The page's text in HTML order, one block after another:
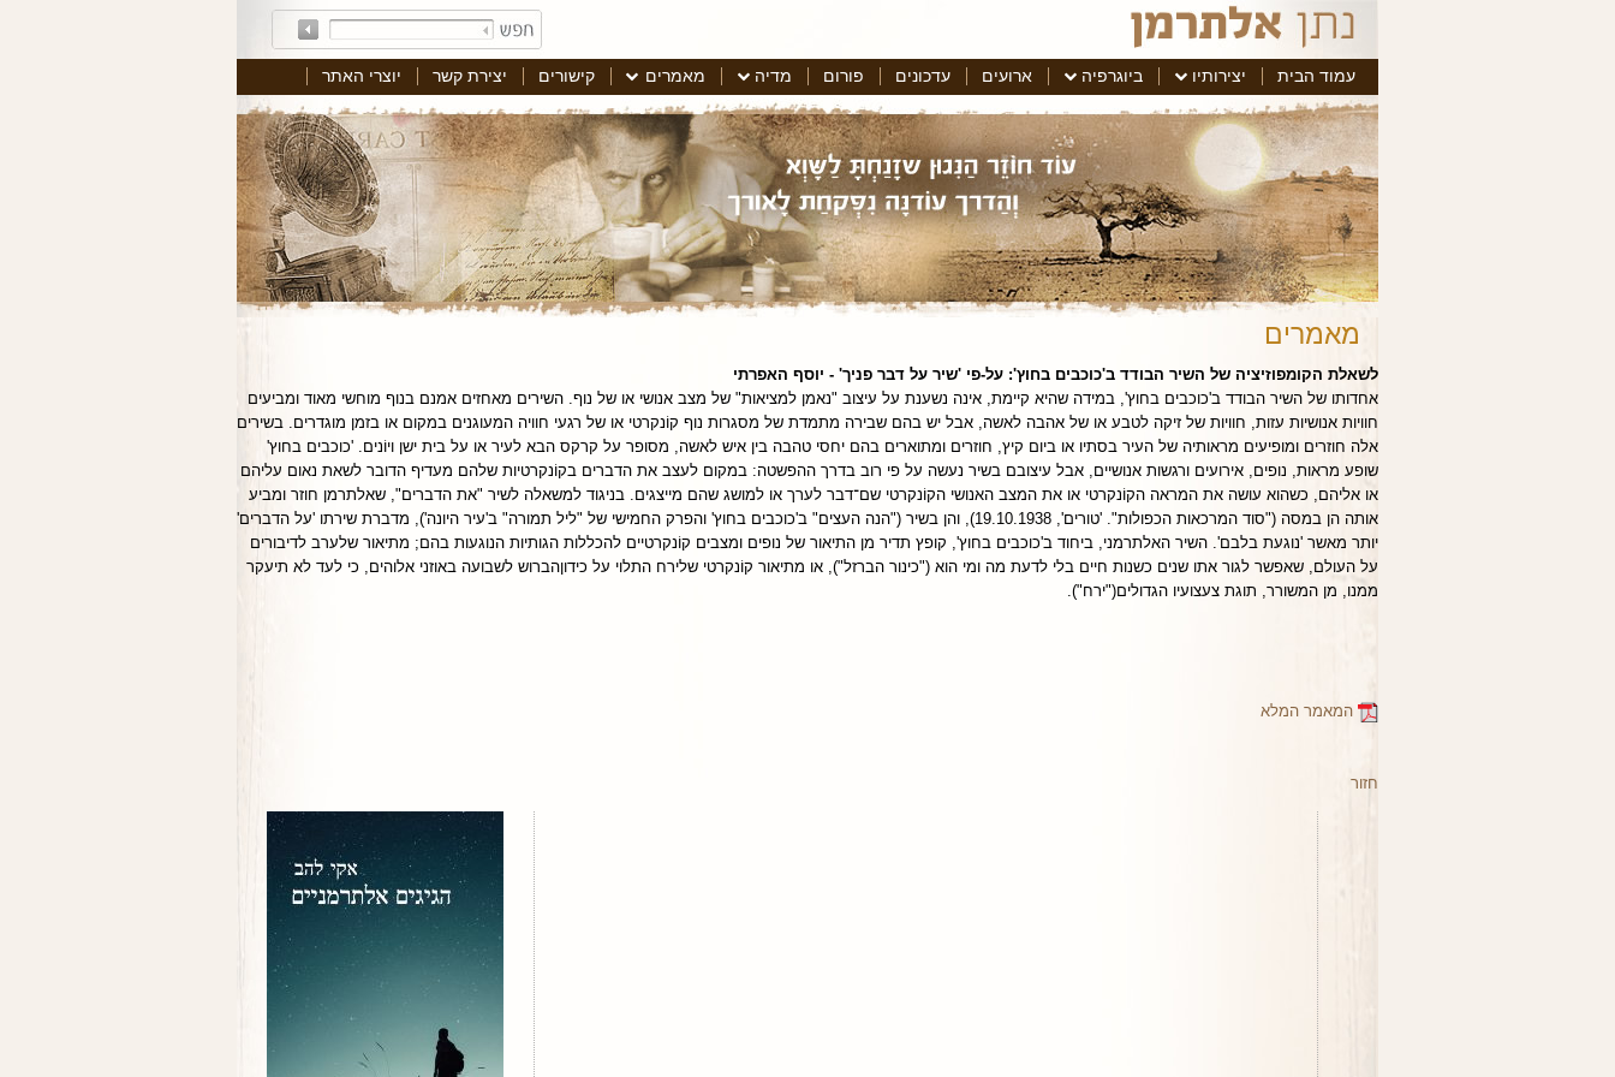
עמוד הבית יצירותיו ביוגרפיה ארועים עדכונים פורום מדיה מאמרים קישורים יצירת קשר יוצרי האתר
מאמרים
לשאלת הקומפוזיציה של השיר הבודד ב'כוכבים בחוץ': על-פי 'שיר על דבר פניך' - יוסף האפרתי
אחדותו של השיר הבודד ב'כוכבים בחוץ', במידה שהיא קיימת, אינה נשענת על עיצוב "נאמן למציאות" של מצב אנושי או של נוף. השירים מאחזים אמנם בנוף מוחשי מאוד ומביעים
חוויות אנושיות עזות, חוויות של זיקה לטבע או של אהבה לאשה, אבל יש בהם שבירה מתמדת של מסגרות נוף קוֹנקרטי או של רגעי חוויה המעוגנים במקום או בזמן מוגדרים. בשירים
אלה חוזרים ומופיעים מראותיה של העיר בסתיו או ביום קיץ, חוזרים ומתוארים בהם יחסי טהבה בין איש לאשה, מסופר על קרקס הבא לעיר או על בית ישן ויוֹנים. 'כוכבים בחוץ'
שופע מראות, נופים, אירועים ורגשות אנושיים, אבל עיצובם בשיר נעשה על פי רוב בדרך ההפשטה: במקום לעצב את הדברים בקוֹנקרטיות שלהם מעדיף הדובר לשאת נאום עליהם
או אליהם, כשהוא עושה את המראה הקוֹנקרטי או את המצב האנושי הקוֹנקרטי שם־דבר לערך או למושג שהם מייצגים. בניגוד למשאלה לשיר "את הדברים", שאלתרמן חוזר ומביע
אותה הן במסה ("סוד המרכאות הכפולות". 'טורים', 19.10.1938), והן בשיר ("הנה העצים" ב'כוכבים בחוץ' והפרק החמישי של "ליל תמורה" ב'עיר היונה'), מדברת שירתו 'על הדברים'
יותר מאשר 'נוגעת בלבם'. השיר האלתרמני, ביחוד ב'כוכבים בחוץ', קופץ תדיר מן התיאור של נופים ומצבים קוֹנקרטיים להכללות הגותיות הנוגעות בהם; מתיאור שלערב לדיבורים
על העולם, שאפשר לגור אתו שנים כשנות חיים בלי לדעת מה ומי הוא ("כינור הברזל"), או מתיאור קוֹנקרטי שלירח התלוי על כידוןהברוש לשבועה באוזני אלוהים, כי לעד לא תיעקר
ממנו, מן המשורר, תוגת צעצועיו הגדולים("ירח").
המאמר המלא
חזור